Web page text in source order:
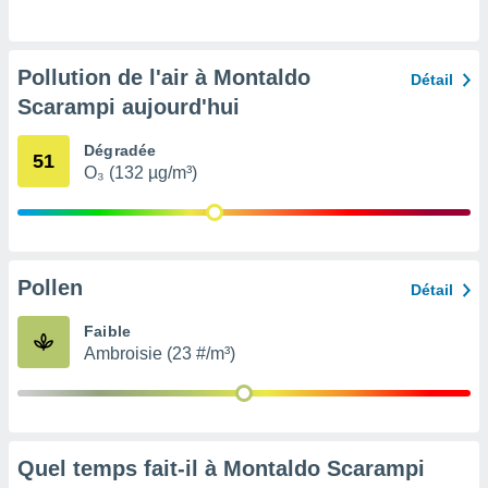
ou
de la
des
notre
Pollution de l'air à Montaldo
Scarampi aujourd'hui
Détail
51 Dégradée
O₃ (132 µg/m³)
Pollen Détail
Faible
Ambroisie (23 #/m³)
Quel temps fait-il à Montaldo Scarampi